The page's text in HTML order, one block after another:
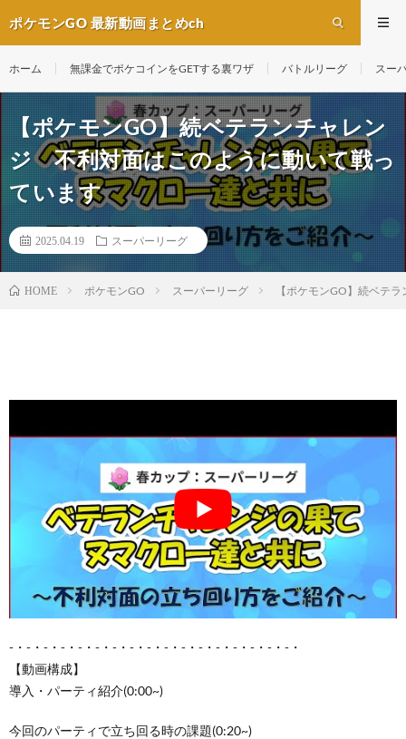
ポケモンGO 最新動画まとめch
ホーム 無課金でポケコインをGETする裏ワザ バトルリーグ スー
【ポケモンGO】続ベテランチャレン
ジ 不利対面はこのように動いて戦っ
ています
2025.04.19 スーパーリーグ
HOME ポケモンGO スーパーリーグ 【ポケモンGO】続ベテ
-・-・-・-・-・-・-・-・-・-・-・-・-・-・-・-・-・
【動画構成】
導入・パーティ紹介(0:00~)
今回のパーティで立ち回る時の課題(0:20~)